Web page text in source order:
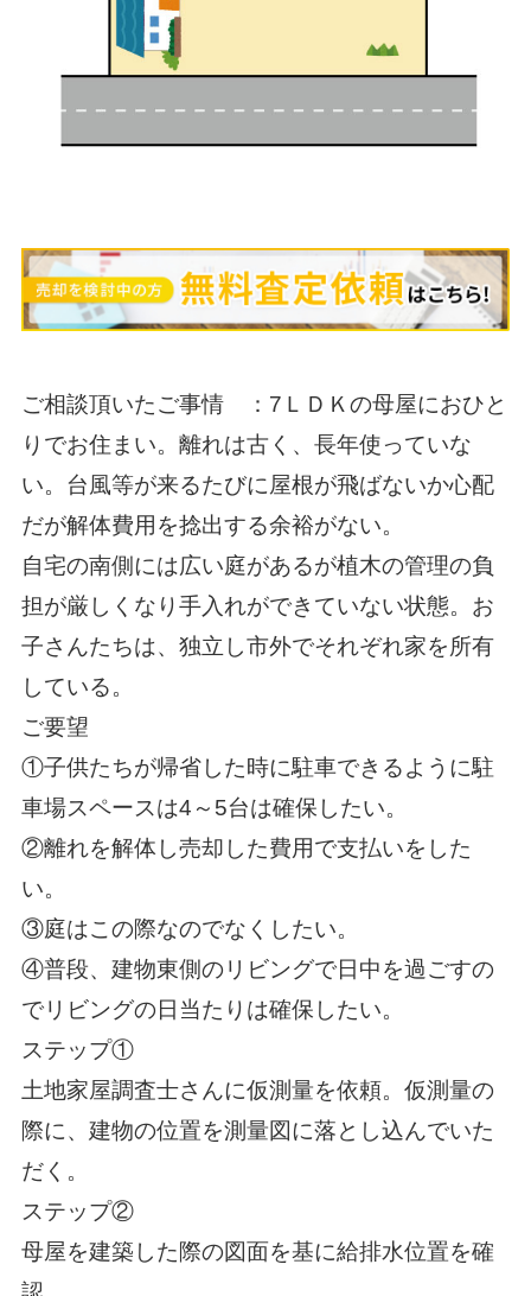
ご相談頂いたご事情 ：7ＬＤＫの母屋におひと
りでお住まい。離れは古く、長年使っていな
い。台風等が来るたびに屋根が飛ばないか心配
だが解体費用を捻出する余裕がない。
自宅の南側には広い庭があるが植木の管理の負
担が厳しくなり手入れができていない状態。お
子さんたちは、独立し市外でそれぞれ家を所有
している。
ご要望
①子供たちが帰省した時に駐車できるように駐
車場スペースは4～5台は確保したい。
②離れを解体し売却した費用で支払いをした
い。
③庭はこの際なのでなくしたい。
④普段、建物東側のリビングで日中を過ごすの
でリビングの日当たりは確保したい。
ステップ①
土地家屋調査士さんに仮測量を依頼。仮測量の
際に、建物の位置を測量図に落とし込んでいた
だく。
ステップ②
母屋を建築した際の図面を基に給排水位置を確